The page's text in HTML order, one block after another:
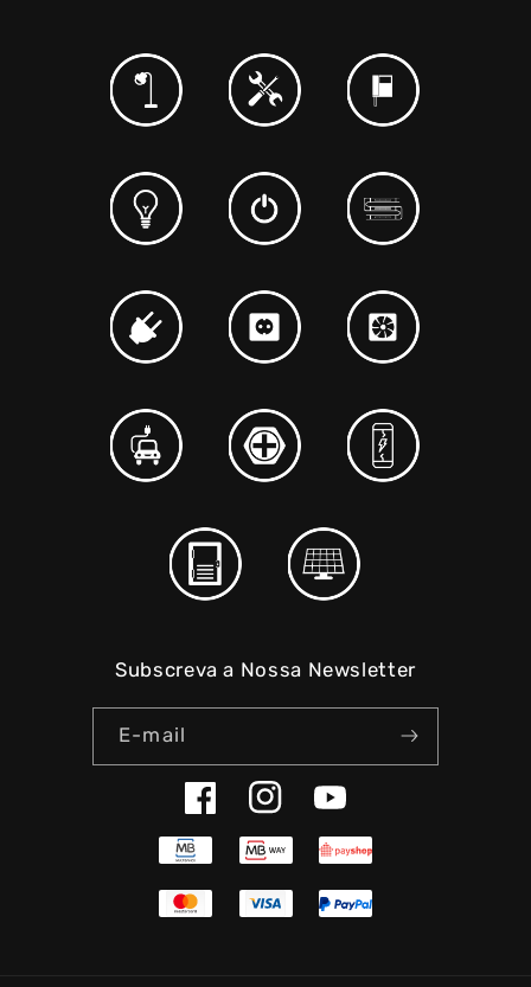
Subscreva a Nossa Newsletter
E-mail
FacebookInstagramYouTube